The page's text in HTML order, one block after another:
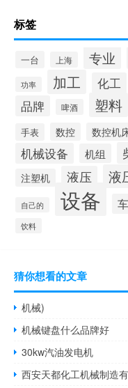
标签
一台 上海 专业
功率 加工 化工
品牌 啤酒 塑料
手表 数控 数控机
机械设备 机组
注塑机
液压 液
自己的 设备
饮料
猜你想看的文章
机械)
机械键盘什么品牌好
30kw汽油发电机
西安天都化工机械制造